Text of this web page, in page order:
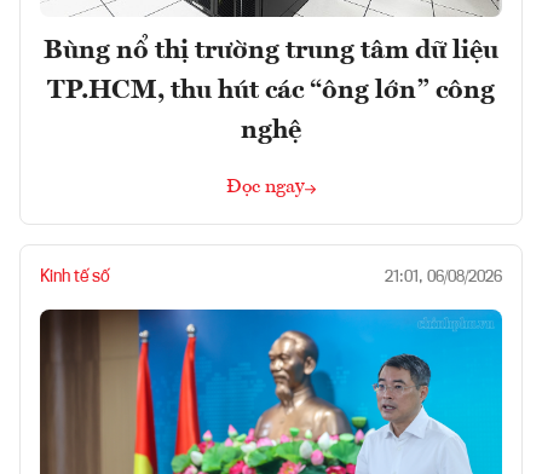
Bùng nổ thị trường trung tâm dữ liệu
TP.HCM, thu hút các “ông lớn” công
nghệ
Đọc ngay
Kinh tế số 21:01, 06/08/2026